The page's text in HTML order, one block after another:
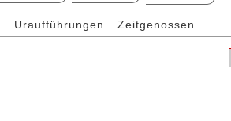
Uraufführungen Zeitgenossen